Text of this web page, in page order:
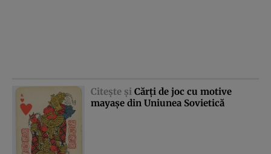
Citeşte şi Cărţi de joc cu motive
mayaşe din Uniunea Sovietică